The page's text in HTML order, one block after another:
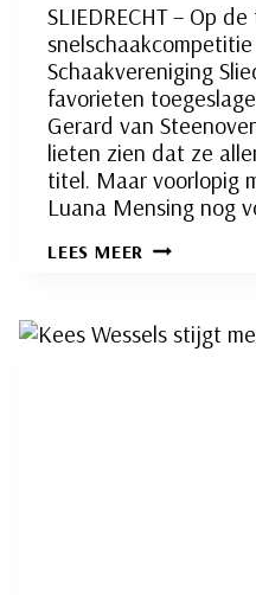
SLIEDRECHT – Op
Schaakvereniging
favorieten
Gerard van
lieten zien dat ze
titel. Maar voorlopig
Luana Mensing nog
LEES MEER FAVORIETEN